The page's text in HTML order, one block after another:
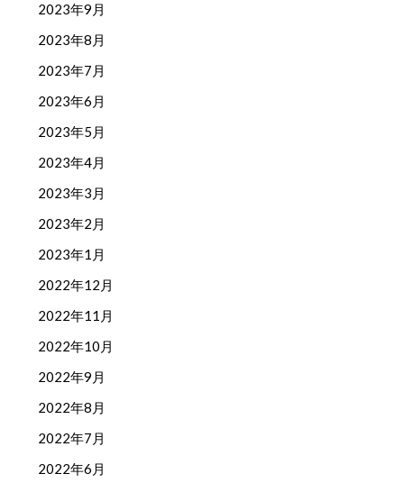
2023年9月
2023年8月
2023年7月
2023年6月
2023年5月
2023年4月
2023年3月
2023年2月
2023年1月
2022年12月
2022年11月
2022年10月
2022年9月
2022年8月
2022年7月
2022年6月